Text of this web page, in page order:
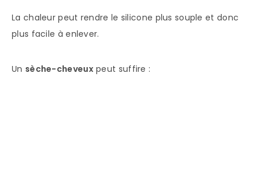
La chaleur peut rendre le silicone plus souple et donc
plus facile à enlever.
Un sèche-cheveuxpeut suffire :